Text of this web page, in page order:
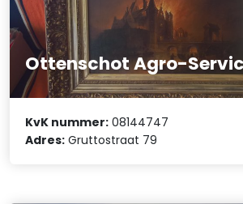
Ottenschot Agro-
KvK nummer: 08144747
Adres: Gruttostraat 79